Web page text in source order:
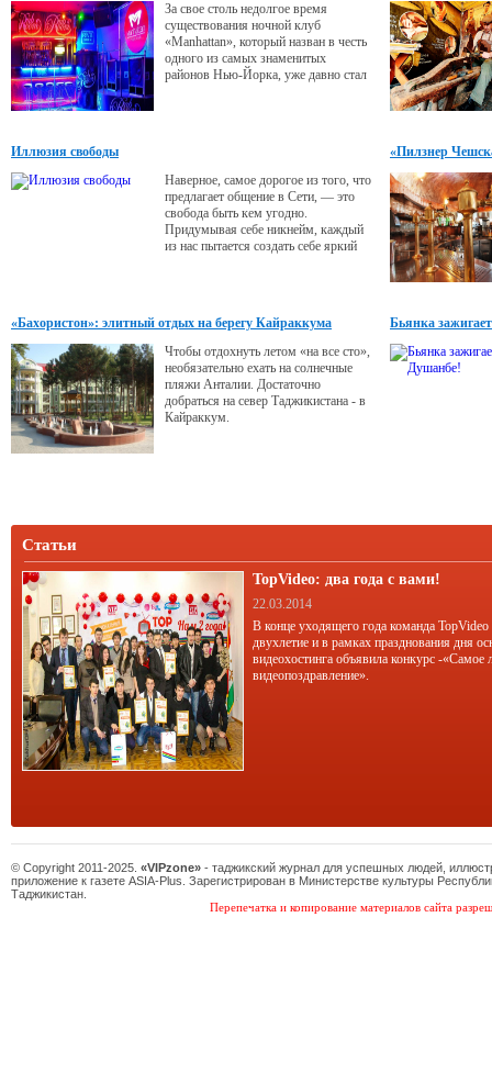
За свое столь недолгое время
существования ночной клуб
«Manhattan», который назван в честь
одного из самых знаменитых
районов Нью-Йорка, уже давно стал
Иллюзия свободы
Наверное, самое дорогое из того, что
предлагает общение в Сети, — это
свобода быть кем угодно.
Придумывая себе никнейм, каждый
из нас пытается создать себе яркий
«Пилзнер
«Бахористон»: элитный отдых на берегу Кайраккума
Чтобы отдохнуть летом «на все сто»,
необязательно ехать на солнечные
пляжи Анталии. Достаточно
добраться на север Таджикистана - в
Кайраккум.
Бьянка
Статьи
TopVideo: два года с вами!
22.03.2014
В конце уходящего года команда TopVideo
двухлетие и в рамках празднования дня
видеохостинга объявила конкурс -«Самое
видеопоздравление».
© Copyright 2011-2025. «VIPzone» - таджикский журнал для успешных людей,
приложение к газете ASIA-Plus. Зарегистрирован в Министерстве культуры
Таджикистан.
Перепечатка и копирование материалов сайта